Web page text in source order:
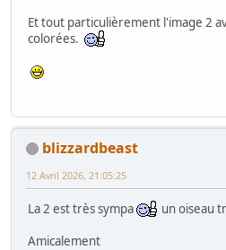
Et tout particulièrement l'image 2
colorées.
blizzardbeast
12 Avril 2026, 21:05:25
La 2 est très sympa
un oiseau
Amicalement